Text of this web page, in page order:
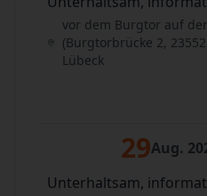
vor dem Burgtor auf
(Burgtorbrücke 2,
Lübeck
29Aug.
Unterhaltsam,